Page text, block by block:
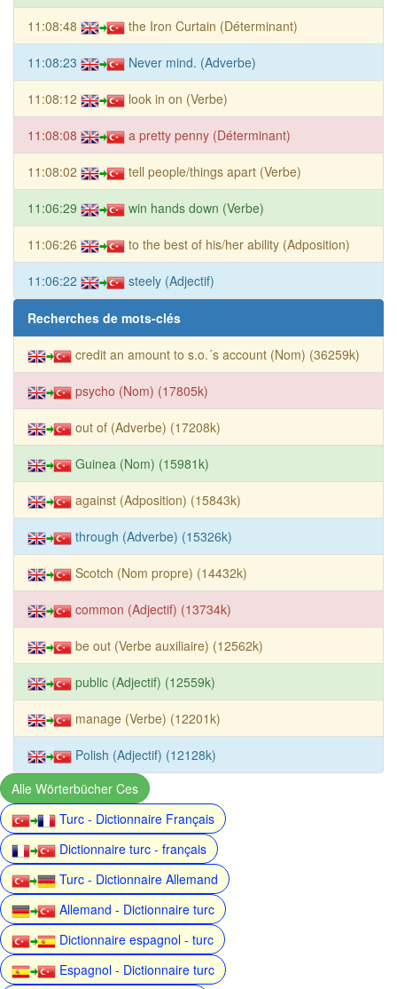
11:08:48 the Iron Curtain (Déterminant)
11:08:23 Never mind. (Adverbe)
11:08:12 look in on (Verbe)
11:08:08 a pretty penny (Déterminant)
11:08:02 tell people/things apart (Verbe)
11:06:29 win hands down (Verbe)
11:06:26 to the best of his/her ability (Adposition)
11:06:22 steely (Adjectif)
Recherches de mots-clés
credit an amount to s.o.´s account (Nom) (36259k)
psycho (Nom) (17805k)
out of (Adverbe) (17208k)
Guinea (Nom) (15981k)
against (Adposition) (15843k)
through (Adverbe) (15326k)
Scotch (Nom propre) (14432k)
common (Adjectif) (13734k)
be out (Verbe auxiliaire) (12562k)
public (Adjectif) (12559k)
manage (Verbe) (12201k)
Polish (Adjectif) (12128k)
Alle Wörterbücher Ces
Turc - Dictionnaire Français
Dictionnaire turc - français
Turc - Dictionnaire Allemand
Allemand - Dictionnaire turc
Dictionnaire espagnol - turc
Espagnol - Dictionnaire turc